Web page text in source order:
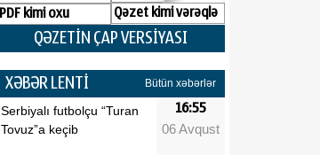
PDF kimi oxu Qəzet kimi vərəqlə
QƏZETİN ÇAP VERSİYASI
XƏBƏR LENTİ Bütün xəbərlər
Serbiyalı futbolçu “Turan
Tovuz”a keçib
16:55
06 Avqust